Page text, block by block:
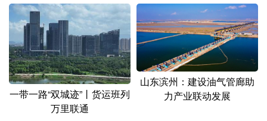
四川 贵州 云南 西藏
陕西 甘肃 青海 宁夏
新疆 内蒙古 黑龙江
多语种频道
一带一路“双城迹”丨货运班列
万里联通
山东滨州：建设油气管廊助
力产业联动发展